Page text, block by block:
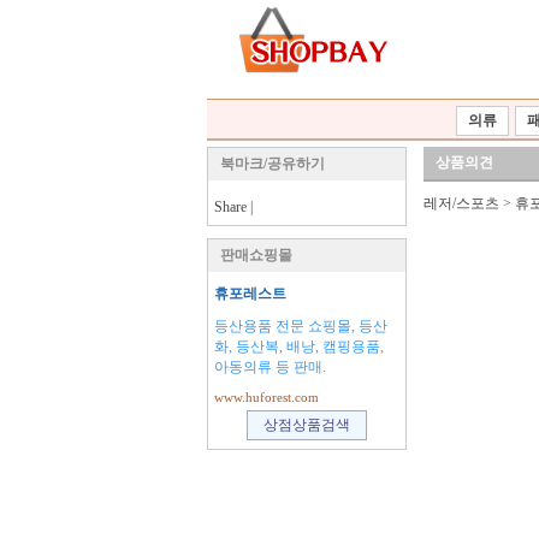
의류
북마크/공유하기
Share
판매쇼핑몰
휴포레스트
등산용품 전문 쇼핑몰, 등산
화, 등산복, 배낭, 캠핑용품,
아동의류 등 판매.
www.huforest.com
상품의견
레저/스포츠 > 휴